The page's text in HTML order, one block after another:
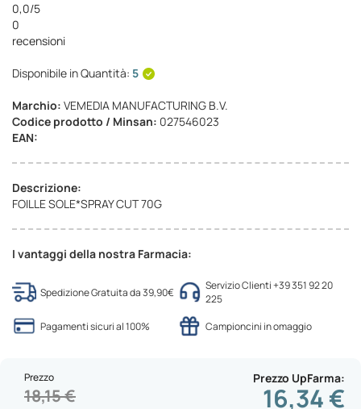
0,0/5
0
recensioni
Disponibile in Quantità: 5
Marchio: VEMEDIA MANUFACTURING B.V.
Codice prodotto / Minsan: 027546023
EAN:
Descrizione:
FOILLE SOLE*SPRAY CUT 70G
I vantaggi della nostra Farmacia:
Spedizione Gratuita da 39,90€
Servizio Clienti +39 351 92 20
225
Pagamenti sicuri al 100%
Campioncini in omaggio
Prezzo UpFarma
16,34 €
Prezzo
18,15 €